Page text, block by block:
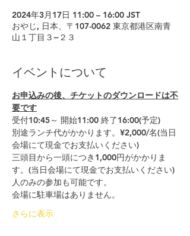
2024年3月17日 11:00 – 16:00 JST
おやじ, 日本、〒107-0062 東京都港区南青
山１丁目３−２３
イベントについて
お申込みの後、チケットのダウンロードは不
要です
受付10:45～ 開始11:00 終了16:00(予定)
別途ランチ代がかかります。¥2,000/名(当日
会場にて現金でお支払いください)
三頭目から一頭につき1,000円がかかりま
す。(当日会場にて現金でお支払いください)
人のみの参加も可能です。
会場に駐車場はありません。
さらに表示